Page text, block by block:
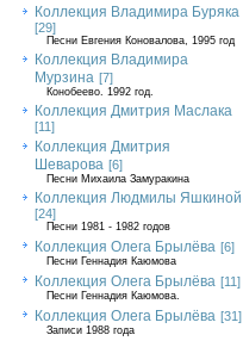
Коллекция Владимира Буряка
[29]
Песни Евгения Коновалова, 1995 год
Коллекция Владимира
Мурзина [7]
Конобеево. 1992 год.
Коллекция Дмитрия Маслака
[11]
Коллекция Дмитрия
Шеварова [6]
Песни Михаила Замуракина
Коллекция Людмилы Яшкиной
[24]
Песни 1981 - 1982 годов
Коллекция Олега Брылёва [6]
Песни Геннадия Каюмова
Коллекция Олега Брылёва [11]
Песни Геннадия Каюмова.
Коллекция Олега Брылёва [31]
Записи 1988 года